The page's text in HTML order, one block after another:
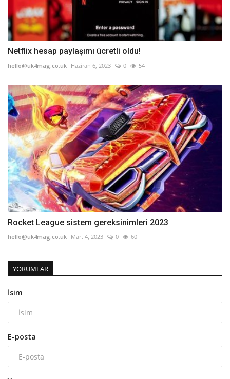
Netflix hesap paylaşımı ücretli oldu!
hello@uk4mag.co.uk Haziran 6, 2023 0 54
Rocket League sistem gereksinimleri 2023
hello@uk4mag.co.uk Mart 4, 2023 0 60
YORUMLAR
İsim
E-posta